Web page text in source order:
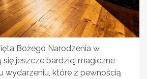
Bożego Narodzenia w
się jeszcze bardziej magiczne
wydarzeniu, które z pewnością